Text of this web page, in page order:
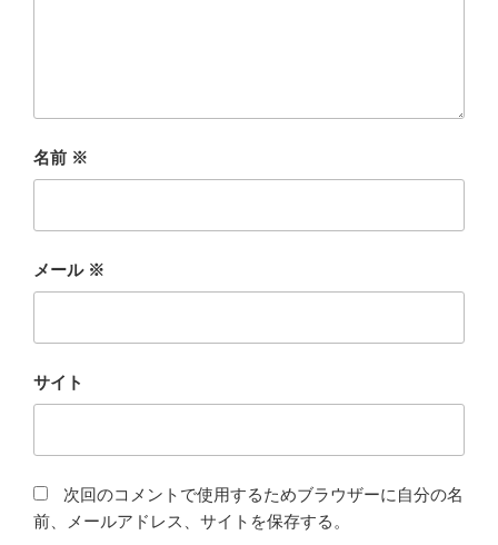
名前 ※
メール ※
サイト
次回のコメントで使用するためブラウザーに自分の名
前、メールアドレス、サイトを保存する。